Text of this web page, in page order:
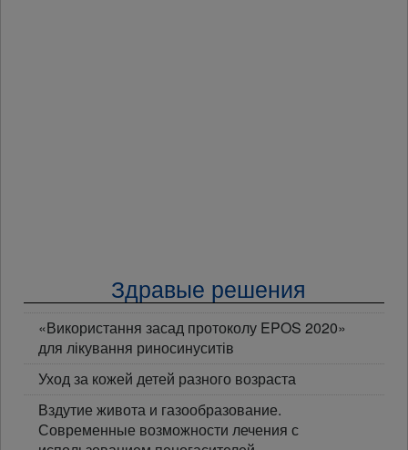
Здравые решения
«Використання засад протоколу EPOS 2020»
для лікування риносинуситів
Уход за кожей детей разного возраста
Вздутие живота и газообразование.
Современные возможности лечения с